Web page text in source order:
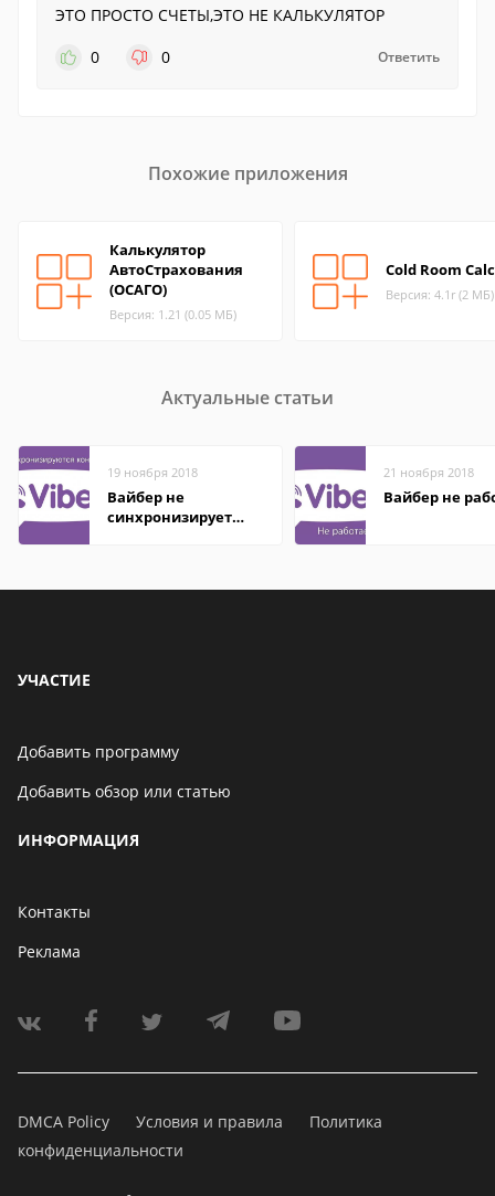
ЭТО ПРОСТО СЧЕТЫ,ЭТО НЕ КАЛЬКУЛЯТОР
0
0 Ответить
Похожие приложения
Калькулятор
АвтоСтрахования
(ОСАГО)
Версия: 1.21 (0.05 МБ)
Cold Room Calc
Версия: 4.1r (2 МБ)
Актуальные статьи
19 ноября 2018
Вайбер не
синхронизирует
21 ноября 2018
Вайбер не
УЧАСТИЕ
Добавить программу
Добавить обзор или статью
ИНФОРМАЦИЯ
Контакты
Реклама
DMCA Policy Условия и правила
Политика
конфиденциальности